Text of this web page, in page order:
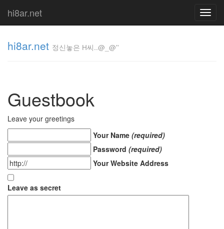
hi8ar.net
hi8ar.net 정신놓은 H씨..@_@''
Guestbook
Leave your greetings
Your Name (required)
Password (required)
Your Website Address
Leave as secret
씨..@_@''
hi8ar
Tag
Oopsy
글
작